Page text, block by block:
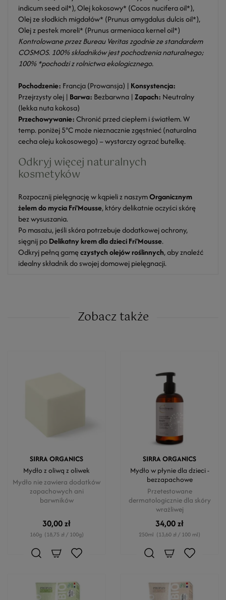
indicum seed oil*), Olej kokosowy* (Cocos nucifera oil*),
Olej ze słodkich migdałów* (Prunus amygdalus dulcis oil*),
Olej z pestek moreli* (Prunus armeniaca kernel oil*)
Kontrolowane przez Bureau Veritas zgodnie ze standardem
COSMOS. 100% składników jest pochodzenia naturalnego;
100% *pochodzi z rolnictwa ekologicznego.
Pochodzenie: Francja (Prowansja) | Konsystencja:
Przejrzysty olej | Barwa: Bezbarwna |Zapach: Neutralny
(lekka nuta kokosa)
Przechowywanie:Chronić przed ciepłem i światłem. W
temp. poniżej 5°C może nieznacznie zgęstnieć (naturalna
cecha oleju kokosowego) – wystarczy ogrzać butelkę.
Odkryj więcej naturalnych
kosmetyków
Rozpocznij pielęgnację w kąpieli z naszymOrganicznym
żelem do mycia Fri'Mousse, który delikatnie oczyści skórę
bez wysuszania.
Po masażu, jeśli skóra potrzebuje dodatkowej ochrony,
sięgnij poDelikatny krem dla dzieci Fri'Mousse.
Odkryj pełną gamęczystych olejów roślinnych, aby znaleźć
idealny składnik do swojej domowej pielęgnacji.
Zobacz także
SIRRA ORGANICS
Mydło z oliwą z oliwek
Mydło nie zawiera dodatków
zapachowych ani
barwników
30,00 zł
160g (18,75 zł / 100g)
SIRRA ORGANICS
Mydło w płynie dla dzieci -
bezzapachowe
Przetestowane
dermatologicznie dla skóry
wrażliwej
34,00 zł
250ml (13,60 zł / 100 ml)